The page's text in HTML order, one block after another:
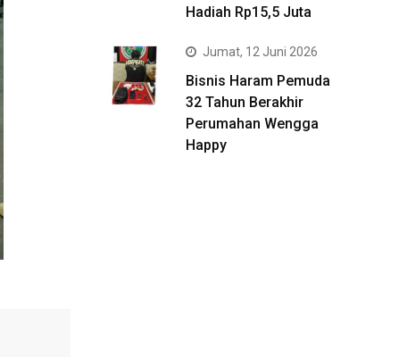
Hadiah Rp15,5 Juta
Jumat, 12 Juni 2026
Bisnis Haram Pemuda
32 Tahun Berakhir
Perumahan Wengga
Happy